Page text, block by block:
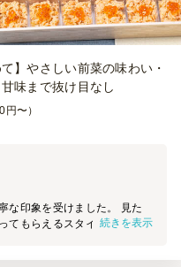
】やさしい前菜の味わい・
味まで抜け目なし
〜）
な印象を受けました。 見た
てもらえるスタイルなので、
続きを表示